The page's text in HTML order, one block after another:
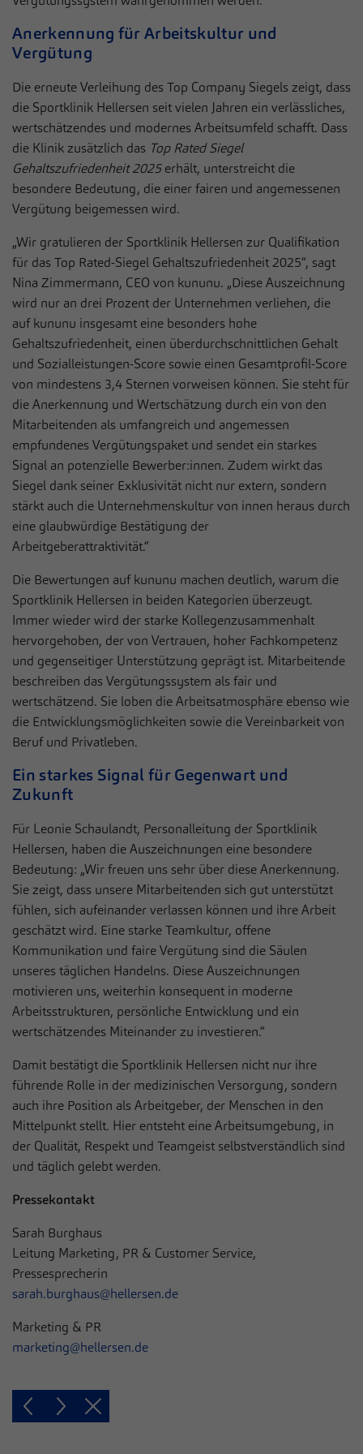
Anerkennung für Arbeitskultur und
Vergütung
Die erneute Verleihung des Top Company Siegels zeigt, dass
die Sportklinik Hellersen seit vielen Jahren ein verlässliches,
wertschätzendes und modernes Arbeitsumfeld schafft. Dass
die Klinik zusätzlich das Top Rated Siegel
Gehaltszufriedenheit 2025erhält, unterstreicht die
besondere Bedeutung, die einer fairen und angemessenen
Vergütung beigemessen wird.
„Wir gratulieren der Sportklinik Hellersen zur Qualifikation
für das Top Rated-Siegel Gehaltszufriedenheit 2025“, sagt
Nina Zimmermann, CEO von kununu. „Diese Auszeichnung
wird nur an drei Prozent der Unternehmen verliehen, die
auf kununu insgesamt eine besonders hohe
Gehaltszufriedenheit, einen überdurchschnittlichen Gehalt
und Sozialleistungen-Score sowie einen Gesamtprofil-Score
von mindestens 3,4 Sternen vorweisen können. Sie steht für
die Anerkennung und Wertschätzung durch ein von den
Mitarbeitenden als umfangreich und angemessen
empfundenes Vergütungspaket und sendet ein starkes
Signal an potenzielle Bewerber:innen. Zudem wirkt das
Siegel dank seiner Exklusivität nicht nur extern, sondern
stärkt auch die Unternehmenskultur von innen heraus durch
eine glaubwürdige Bestätigung der
Arbeitgeberattraktivität.“
Die Bewertungen auf kununu machen deutlich, warum die
Sportklinik Hellersen in beiden Kategorien überzeugt.
Immer wieder wird der starke Kollegenzusammenhalt
hervorgehoben, der von Vertrauen, hoher Fachkompetenz
und gegenseitiger Unterstützung geprägt ist. Mitarbeitende
beschreiben das Vergütungssystem als fair und
wertschätzend. Sie loben die Arbeitsatmosphäre ebenso wie
die Entwicklungsmöglichkeiten sowie die Vereinbarkeit von
Beruf und Privatleben.
Ein starkes Signal für Gegenwart und
Zukunft
Für Leonie Schaulandt, Personalleitung der Sportklinik
Hellersen, haben die Auszeichnungen eine besondere
Bedeutung: „Wir freuen uns sehr über diese Anerkennung.
Sie zeigt, dass unsere Mitarbeitenden sich gut unterstützt
fühlen, sich aufeinander verlassen können und ihre Arbeit
geschätzt wird. Eine starke Teamkultur, offene
Kommunikation und faire Vergütung sind die Säulen
unseres täglichen Handelns. Diese Auszeichnungen
motivieren uns, weiterhin konsequent in moderne
Arbeitsstrukturen, persönliche Entwicklung und ein
wertschätzendes Miteinander zu investieren.“
Damit bestätigt die Sportklinik Hellersen nicht nur ihre
führende Rolle in der medizinischen Versorgung, sondern
auch ihre Position als Arbeitgeber, der Menschen in den
Mittelpunkt stellt. Hier entsteht eine Arbeitsumgebung, in
der Qualität, Respekt und Teamgeist selbstverständlich sind
und täglich gelebt werden.
Pressekontakt
Sarah Burghaus
Leitung Marketing, PR & Customer Service,
Pressesprecherin
sarah.burghaus@hellersen.de
Marketing & PR
marketing@hellersen.de
Laufzeit 1 Jahr
Zweck
Cookie-Einstellungen für diese Website zu
speichern.
fe_typo_user / PHPSESSID
Anbieter Sportklinik Hellersen
Zweck
Dieses Cookie ist ein Standard-Session-
Cookie von TYPO3. Es speichert im Falle
eines Benutzer-Logins die Session-ID. So
kann der eingeloggte Benutzer
wiedererkannt werden und es wird ihm
Zugang zu geschützten Bereichen gewährt.
Live-Chat
Auf unserer Webseite nutzen wir den Zendesk-Chat, eine Live-
Chat-Software des US-Unternehmens Zendesk Inc. In dieser
werden die Nachrichten und die Daten, die über den Live-Chat
eingehen, bearbeitet und dokumentiert. Der Zendesk-Chat dient
dem Zweck einer direkten Kommunikation in Echtzeit
(sogenannter Live-Chat) mit Besuchern der eigenen Webseite.
Name __zlcmid
Anbieter Zendesk
Laufzeit
Zweck
Speichert die ID des Besuchers zur
Authentifizierung des Widgets
Cookie-Informationen anzeigen
Statistiken
Statistik Cookies erfassen Informationen anonym. Diese
unsere Website nutzen.
Name _pk_*.*
Anbieter Sportklinik Hellersen
Laufzeit 13 Monate
Zweck
Cookie von Matomo für Website-Analysen.
Erzeugt statistische Daten darüber, wie der
Besucher die Website nutzt.
Cookie-Informationen anzeigen
Externe Inhalte
Wir verwenden auf unserer Website externe Inhalte, um Ihnen
zusätzliche Informationen anzubieten.